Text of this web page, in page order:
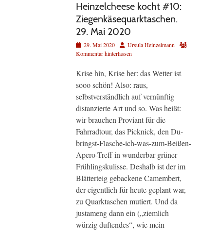
Heinzelcheese kocht #10:
Ziegenkäsequarktaschen.
29. Mai 2020
Veröffentlicht
am
29. Mai 2020 AutorUrsula Heinzelmann
Kommentar hinterlassen
Krise hin, Krise her: das Wetter ist
sooo schön! Also: raus,
selbstverständlich auf vernünftig
distanzierte Art und so. Was heißt:
wir brauchen Proviant für die
Fahrradtour, das Picknick, den Du-
bringst-Flasche-ich-was-zum-Beißen-
Apero-Treff in wunderbar grüner
Frühlingskulisse. Deshalb ist der im
Blätterteig gebackene Camembert,
der eigentlich für heute geplant war,
zu Quarktaschen mutiert. Und da
justameng dann ein („ziemlich
würzig duftendes“, wie mein